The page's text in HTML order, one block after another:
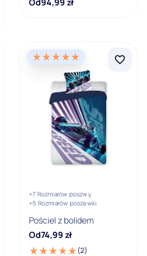
+7 Rozmiarów poszwy,
+5 Rozmiarów poszewki
Pościel z bolidem
Od74,99 zł
(2)